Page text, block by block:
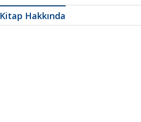
Kitap Hakkında